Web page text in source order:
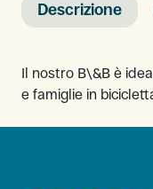
Descrizione
Il nostro B\&B è
e famiglie in